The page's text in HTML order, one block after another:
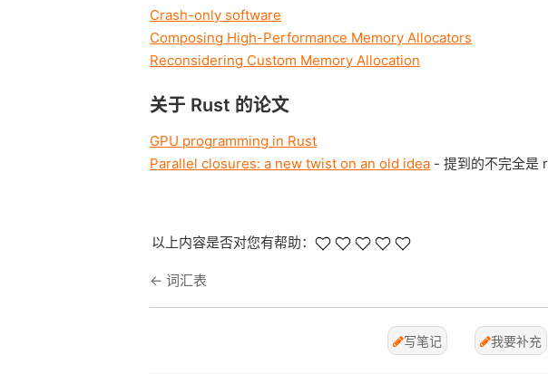
Crash-only software
Composing High-Performance Memory Allocators
Reconsidering Custom Memory Allocation
关于 Rust 的论文
GPU programming in Rust
Parallel closures: a new twist on an old idea - 提到的不完全是
以上内容是否对您有帮助：
← 词汇表
写笔记 我要补充